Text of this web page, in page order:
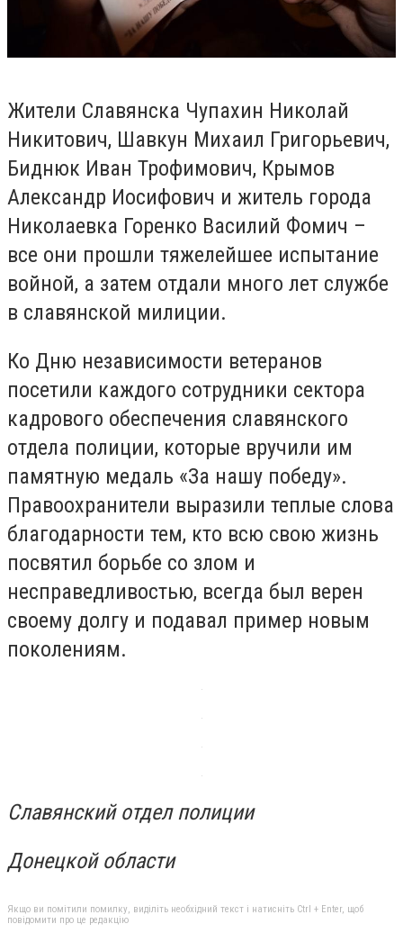
Жители Славянска Чупахин Николай
Никитович, Шавкун Михаил Григорьевич,
Биднюк Иван Трофимович, Крымов
Александр Иосифович и житель города
Николаевка Горенко Василий Фомич –
все они прошли тяжелейшее испытание
войной, а затем отдали много лет службе
в славянской милиции.
Ко Дню независимости ветеранов
посетили каждого сотрудники сектора
кадрового обеспечения славянского
отдела полиции, которые вручили им
памятную медаль «За нашу победу».
Правоохранители выразили теплые слова
благодарности тем, кто всю свою жизнь
посвятил борьбе со злом и
несправедливостью, всегда был верен
своему долгу и подавал пример новым
поколениям.
Славянский отдел полиции
Донецкой области
Якщо ви помітили помилку, виділіть необхідний текст і натисніть Ctrl + Enter, щоб
повідомити про це редакцію